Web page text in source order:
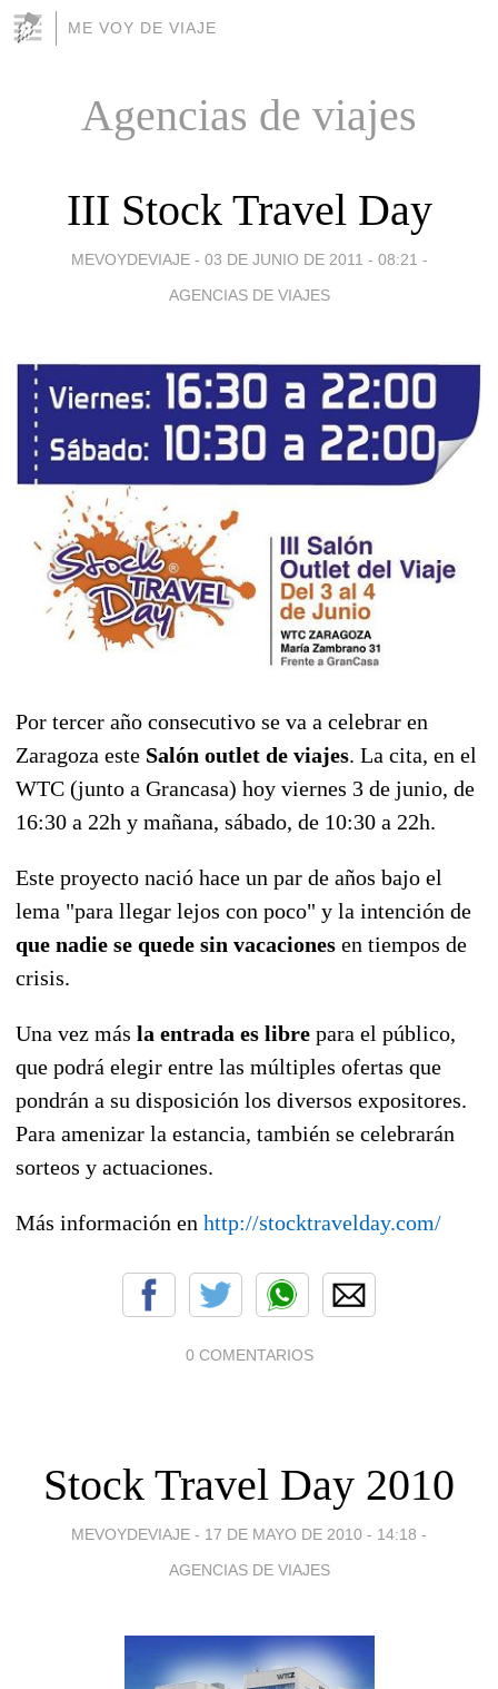
ME VOY DE VIAJE
Agencias de viajes
III Stock Travel Day
MEVOYDEVIAJE - 03 DE JUNIO DE 2011 - 08:21 -
AGENCIAS DE VIAJES
Por tercer año consecutivo se va a celebrar en
Zaragoza este Salón outlet de viajes. La cita, en el
WTC (junto a Grancasa) hoy viernes 3 de junio, de
16:30 a 22h y mañana, sábado, de 10:30 a 22h.
Este proyecto nació hace un par de años bajo el
lema "para llegar lejos con poco" y la intención de
que nadie se quede sin vacaciones en tiempos de
crisis.
Una vez más la entrada es libre para el público,
que podrá elegir entre las múltiples ofertas que
pondrán a su disposición los diversos expositores.
Para amenizar la estancia, también se celebrarán
sorteos y actuaciones.
Más información en http://stocktravelday.com/
0 COMENTARIOS
Stock Travel Day 2010
MEVOYDEVIAJE - 17 DE MAYO DE 2010 - 14:18 -
AGENCIAS DE VIAJES